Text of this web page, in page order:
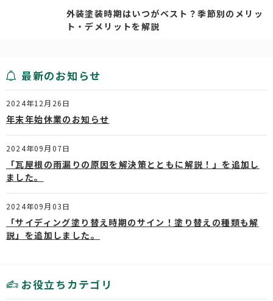
外装塗装時期はいつがベスト？季節別のメリッ
ト・デメリットを解説
最新のお知らせ
2024年12月26日
年末年始休業のお知らせ
2024年09月07日
「瓦屋根の雨漏りの原因を解決策とともに解説！」を追加し
ました。
2024年09月03日
「サイディング塗り替え時期のサイン！塗り替えの種類も解
説」を追加しました。
お役立ちカテゴリ